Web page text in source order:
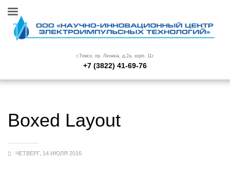
г.Томск, пр. Ленина, д.2а, корп. 11г
+7 (3822) 41-69-76
Boxed Layout
ЧЕТВЕРГ, 14 ИЮЛЯ 2016